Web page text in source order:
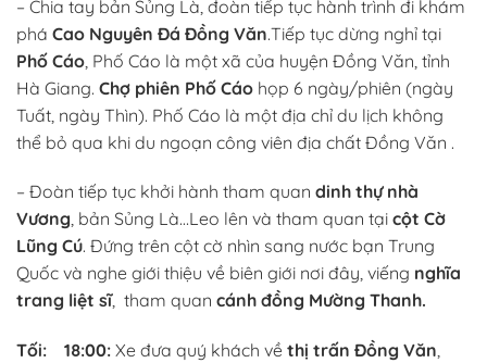
– Chia tay bản Sủng Là, đoàn tiếp tục hành trình đi khám
phá Cao Nguyên Đá Đồng Văn.Tiếp tục dừng nghỉ tại
Phố Cáo , Phố Cáo là một xã của huyện Đồng Văn, tỉnh
Hà Giang. Chợ phiên Phố Cáo họp 6 ngày/phiên (ngày
Tuất, ngày Thìn). Phố Cáo là một địa chỉ du lịch không
thể bỏ qua khi du ngoạn công viên địa chất Đồng Văn .
– Đoàn tiếp tục khởi hành tham quan dinh thự nhà
Vương, bản Sủng Là…Leo lên và tham quan tại cột Cờ
Lũng Cú. Đứng trên cột cờ nhìn sang nước bạn Trung
Quốc và nghe giới thiệu về biên giới nơi đây, viếng nghĩa
trang liệt sĩ, tham quan cánh đồng Mường Thanh.
Tối: 18:00: Xe đưa quý khách về thị trấn Đồng Văn,